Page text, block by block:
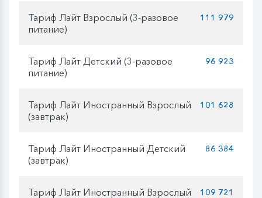
Тариф Лайт Взрослый (3-разовое
питание)
111 979
Тариф Лайт Детский (3-разовое
питание)
96 923
Тариф Лайт Иностранный Взрослый
(завтрак)
101 628
Тариф Лайт Иностранный Детский
(завтрак)
86 384
Тариф Лайт Иностранный Взрослый
109 721